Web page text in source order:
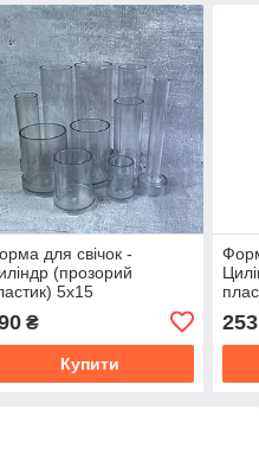
для свічок -
(прозорий
5х15
₴
Купити
253